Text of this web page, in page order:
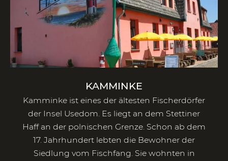
KAMMINKE
Kamminke ist eines der ältesten Fischerdörfer
der Insel Usedom. Es liegt an dem Stettiner
Haff an der polnischen Grenze. Schon ab dem
17. Jahrhundert lebten die Bewohner der
Siedlung vom Fischfang. Sie wohnten in